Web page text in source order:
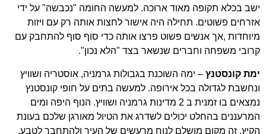
ישב בכלא תקופה מאוד ארוכה. למעשה החומה "נכבשה" על ידי
אזרחים פשוטים. תחילה היה אישור לחצות אותה רק עם ויזות
מיוחדות ,אך אנשים פשוט פרצו אותה כדי סוף סוף להתחבק עם
קרובי משפחה וחברים שנשאר בצד "הלא נכון".
ימת קונסטנץ – ימה השוכנת בגבולות גרמניה, אוסטריה ושוויץ
ונחשבת לגדולה בכל אירופה. למעשה בתים על חופי קונסטנץ
נמצאים בו זמנית ב 2 מדינות גרמניה ושוויץ. הנוף היפה ומים
המרעננים בהחלט יכולים לשדרג את הטיול מאורגן שלכם בעונת
הקיץ. זה מקום מושלם לנוח מרעשים של העיר ולהתחבר לטבע.